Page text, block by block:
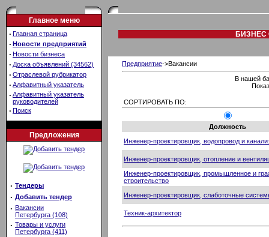
Главное меню
· Главная страница
· Новости предприятий
· Новости бизнеса
· Доска объявлений (34562)
· Отраслевой рубрикатор
· Алфавитный указатель
· Алфавитный указатель
руководителей
· Поиск
Предложения
· Тендеры
· Добавить тендер
· Вакансии
Петербурга (108)
· Товары и услуги
Петербурга (411)
БИЗНЕС
Предприятие->Вакансии
В нашей
СОРТИРОВАТЬ ПО:
Должность
Инженер-проектировщик, водопровод и
Инженер-проектировщик, отопление и
Инженер-проектировщик, промышленное и
строительство
Инженер-проектировщик, слаботочные
Техник-архитектор